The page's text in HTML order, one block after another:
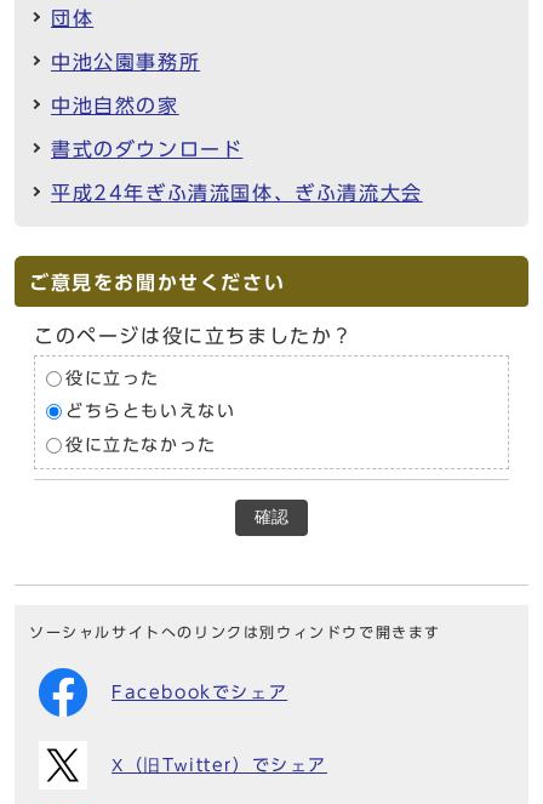
団体
中池公園事務所
中池自然の家
書式のダウンロード
平成24年ぎふ清流国体、ぎふ清流大会
ご意見をお聞かせください
このページは役に立ちましたか？
役に立った
どちらともいえない
役に立たなかった
確認
ソーシャルサイトへのリンクは別ウィンドウで開きます
Facebookでシェア
X（旧Twitter）でシェア